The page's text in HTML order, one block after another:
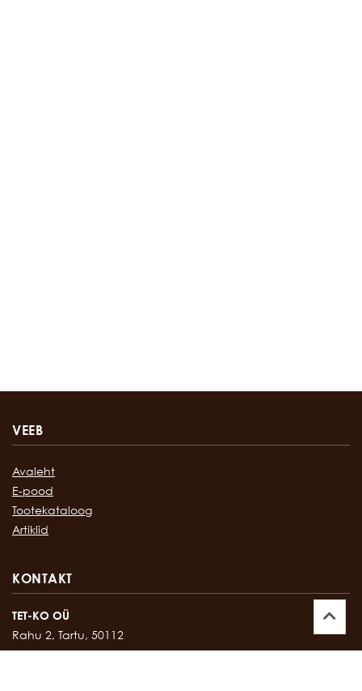
VEEB
Avaleht
E-pood
Tootekataloog
Artiklid
KONTAKT
TET-KO OÜ
Rahu 2, Tartu, 50112
Kontor:747 17 35